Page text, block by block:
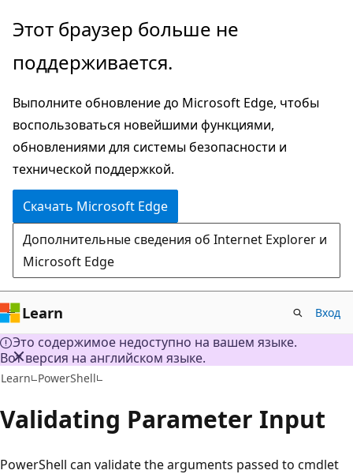
Пропустить
перейти
основному
содержимому
Этот браузер больше не
поддерживается.
Выполните обновление до Microsoft Edge, чтобы
воспользоваться новейшими функциями,
обновлениями для системы безопасности и
технической поддержкой.
Скачать Microsoft Edge
Дополнительные сведения об Internet Explorer и
Microsoft Edge
Learn Вход
Это содержимое недоступно на вашем языке.
Вот версия на английском языке.
Learn PowerShell
Validating Parameter Input
PowerShell can validate the arguments passed to cmdlet